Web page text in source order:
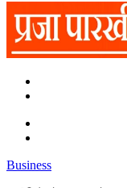
Business